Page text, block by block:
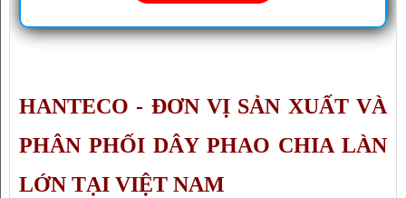
HANTECO - ĐƠN VỊ SẢN XUẤT VÀ
PHÂN PHỐI DÂY PHAO CHIA LÀN
LỚN TẠI VIỆT NAM